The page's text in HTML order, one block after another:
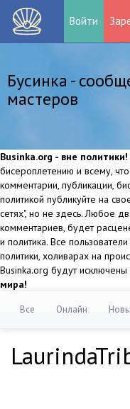
Войти
Бусинка -
мастеров
Businka.org - вне политики!
бисероплетению и всему,
комментарии, публикации,
политикой публикуйте на
сетях", но не здесь. Любое
комментариев, будет
и политика. Все
политики, холиварах на
Businka.org будут
мира!
Все Онлайн